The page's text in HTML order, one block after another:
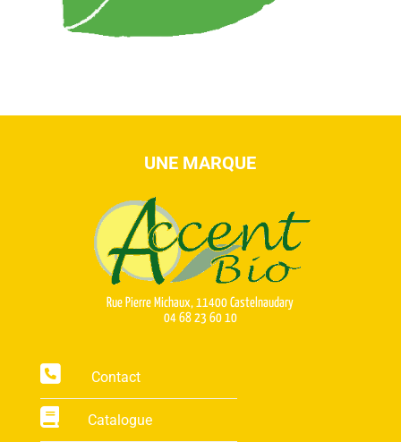
UNE MARQUE
Rue Pierre Michaux, 11400 Castelnaudary
04 68 23 60 10
Contact
Catalogue